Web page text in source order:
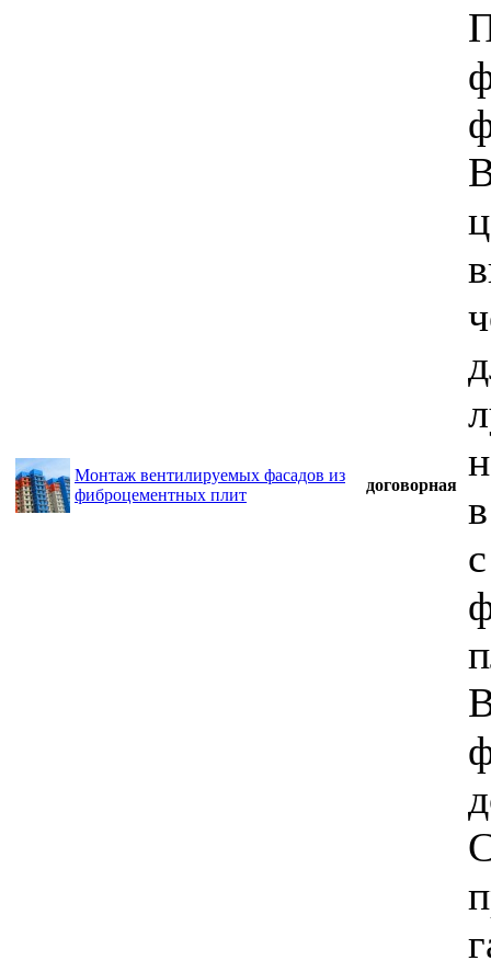
Монтаж вентилируемых фасадов из
фиброцементных плит
договорная